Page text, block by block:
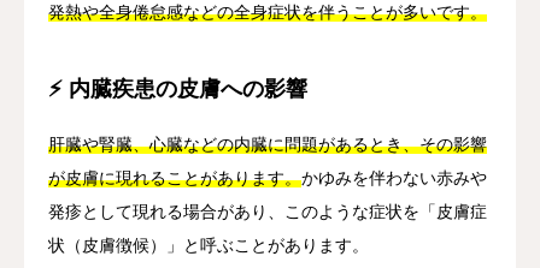
発熱や全身倦怠感などの全身症状を伴うことが多いです。
⚡ 内臓疾患の皮膚への影響
肝臓や腎臓、心臓などの内臓に問題があるとき、その影響
が皮膚に現れることがあります。かゆみを伴わない赤みや
発疹として現れる場合があり、このような症状を「皮膚症
状（皮膚徴候）」と呼ぶことがあります。